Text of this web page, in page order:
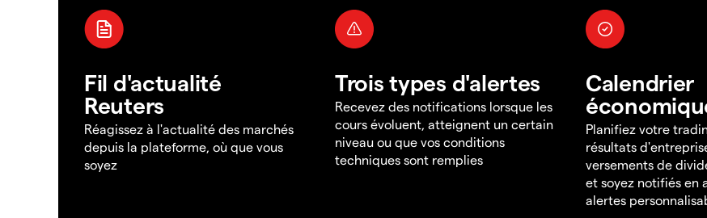
Fil d'actualité
Reuters
Réagissez à l'actualité des marchés
depuis la plateforme, où que vous
soyez
Trois types d'alertes
Recevez des notifications lorsque les
cours évoluent, atteignent un certain
niveau ou que vos conditions
techniques sont remplies
Calendrier
Planifiez votre
résultats
versements de
et soyez notifiés en
alertes